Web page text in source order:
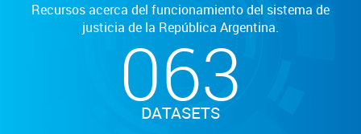
Recursos acerca del funcionamiento del sistema de
justicia de la República Argentina.
063
DATASETS